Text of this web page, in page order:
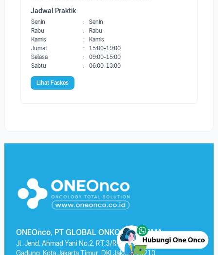
Jadwal Praktik
Senin :
Senin
Rabu
:
Rabu
Kamis
:
Kamis
Jumat
:
15:00-19:00
Selasa
:
09:00-15:00
Sabtu
: 06:00-13:00
Lihat Faskes
ONEOnco, PT GLOBAL ONKOLAB FARMA
Jl. Jend. Ahmad Yani No.2, RT.3/RW.13, Kayu Putih, Kec. Pulo
Gadung, Kota Jakarta Timur, DKI Jakarta 13210